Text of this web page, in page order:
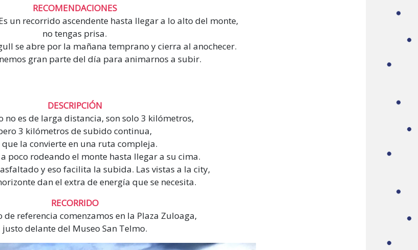
RECOMENDACIONES
un recorrido ascendente hasta llegar a lo alto del monte,
no tengas prisa.
se abre por la mañana temprano y cierra al anochecer.
gran parte del día para animarnos a subir.
DESCRIPCIÓN
no es de larga distancia, son solo 3 kilómetros,
3 kilómetros de subido continua,
que la convierte en una ruta compleja.
poco rodeando el monte hasta llegar a su cima.
y eso facilita la subida. Las vistas a la city,
dan el extra de energía que se necesita.
RECORRIDO
de referencia comenzamos en la Plaza Zuloaga,
justo delante del Museo San Telmo.